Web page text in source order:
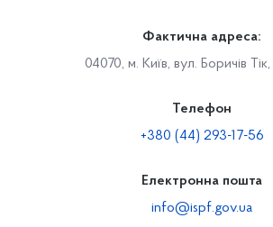
Фактична адреса:
04070, м. Київ, вул. Боричів
Телефон
+380 (44) 293-17-56
Електронна пошта
info@ispf.gov.ua